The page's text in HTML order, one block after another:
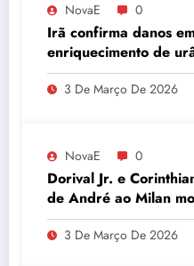
NovaE 0
Irã confirma danos
enriquecimento de
embaixador evita
quantidade de urânio
3 De Março De 2026
NovaE 0
Dorival Jr. e
de André ao Milan
São Jorge
3 De Março De 2026